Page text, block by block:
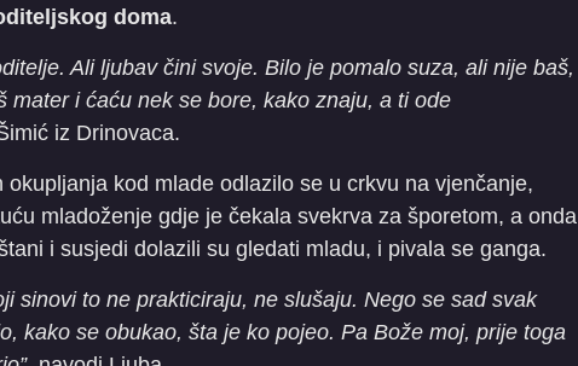
doma.
Ali ljubav čini svoje. Bilo je pomalo suza, ali nije baš,
mater i ćaću nek se bore, kako znaju, a ti ode
iz Drinovaca.
kod mlade odlazilo se u crkvu na vjenčanje,
mladoženje gdje je čekala svekrva za šporetom, a onda
i susjedi dolazili su gledati mladu, i pivala se ganga.
sinovi to ne prakticiraju, ne slušaju. Nego se sad svak
kako se obukao, šta je ko pojeo. Pa Bože moj, prije toga